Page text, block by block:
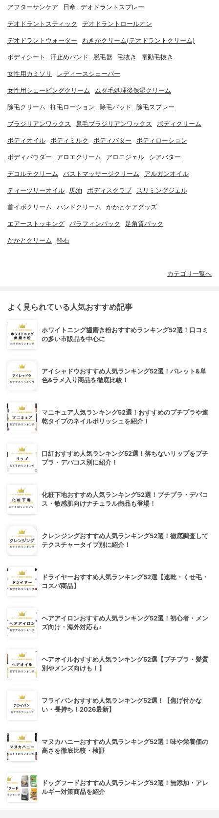
アフターサンケア 日傘 デオドラントスプレー
デオドラントスティック デオドラントロールオン
デオドラントウォーター わきがクリーム(デオドラントクリーム)
ボディシート 汗止めバンド 脱毛器 毛抜き 電動毛抜き
女性用カミソリ レディースシェーバー
女性用シェービングクリーム ムダ毛処理後保湿クリーム
除毛クリーム 抑毛ローション 除毛パッド 除毛スプレー
ブラジリアンワックス 鼻毛ブラジリアンワックス ボディクリーム
ボディオイル ボディミルク ボディバター ボディローション
ボディパウダー アロエクリーム アロエジェル シアバター
デコルテクリーム バストマッサージクリーム アルガンオイル
ティーツリーオイル 馬油 ボディスクラブ スリミングジェル
首イボクリーム ハンドクリーム かかとケアグッズ
エアーストッキング パラフィンパック 足角質パック
かかとクリーム 軽石
カテゴリ一覧へ
よく見られている人気おすすめ記事
ホワイトニング歯磨き粉おすすめランキング52選！口コミ
の多い市販品を中心に
アイシャドウおすすめ人気ランキング52選！パレット&単
色&ラメ入り商品を徹底比較！
マニキュア人気ランキング52選！おすすめのプチプラや速
乾タイプのネイルポリッシュを紹介！
口紅おすすめ人気ランキング52選！落ちないリップをプチ
プラ・デパコス別に紹介！
化粧下地おすすめ人気ランキング52選！プチプラ・デパコ
ス・敏感肌向けナチュラル商品も登場！
クレンジングおすすめ人気ランキング52選！徹底調査して
テクスチャータイプ別に紹介！
ドライヤーおすすめ人気ランキング52選【速乾・くせ毛・
コスパ商品】
ヘアアイロンおすすめ人気ランキング52選！初心者・メン
ズ向け・海外対応も♪
ヘアオイルおすすめ人気ランキング52選【プチプラ・髪質
別やメンズ向けも！】
フライパンおすすめ人気ランキング52選！【焦げ付かな
い・長持ち！2026最新】
マヌカハニーおすすめ人気ランキング52選！味や栄養価の
高さを徹底比較・検証
ドッグフードおすすめ人気ランキング52選！無添加・アレ
ルギー対策商品を紹介